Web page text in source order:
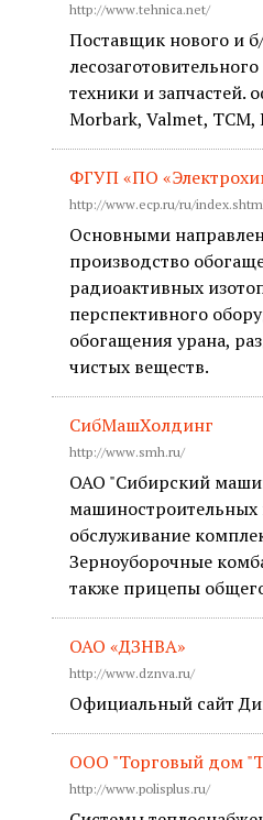
http://www.tehnica.net/
Поставщик нового и
техники и
Morbark, Valmet, TCM,
ФГУП «ПО
http://www.ecp.ru/ru/
Основными
производство
радиоактивных
перспективного
обогащения урана,
чистых веществ.
СибМашХолдинг
http://www.smh.ru/
ОАО "Сибирский
обслуживание
Зерноуборочные
также прицепы
ОАО «ДЗНВА»
http://www.dznva.ru/
Официальный сайт
ООО "Торговый дом
http://www.polisplus.ru/